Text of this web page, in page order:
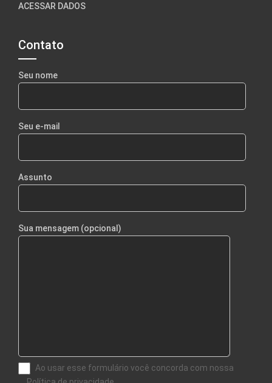
ACESSAR DADOS
Contato
Seu nome
Seu e-mail
Assunto
Sua mensagem (opcional)
Ao usar esse formulário você concorda com nossa